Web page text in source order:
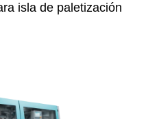
isla de paletización